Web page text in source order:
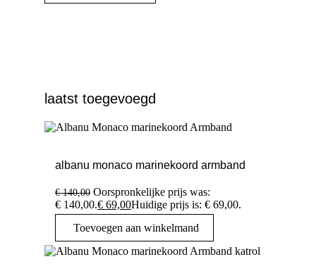
laatst toegevoegd
albanu monaco marinekoord armband
€140,00 Oorspronkelijke prijs was:
€ 140,00.€ 69,00Huidige prijs is: € 69,00.
Toevoegen aan winkelmand